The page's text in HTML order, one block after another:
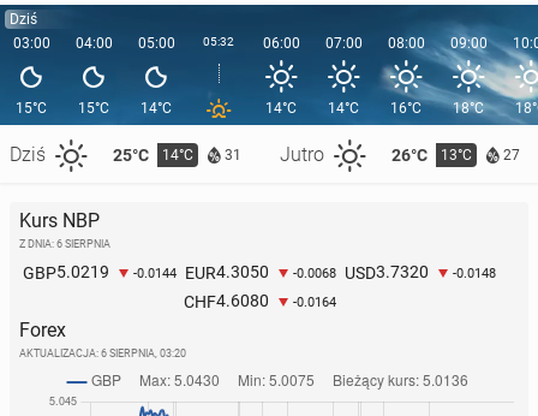
Dziś
03:00
15°C
Dziś 25°C 14°C 31 Jutro 26°C 13°C 27
04:00
15°C
05:00
14°C
05:32 06:00
14°C
07:00
14°C
08:00
16°C
09:00
18°C
Kurs NBP
Z DNIA: 6 SIERPNIA
GBP5.0219 -0.0144 EUR4.3050 -0.0068 USD3.7320 -0.0148
CHF4.6080 -0.0164
Forex
AKTUALIZACJA: 6 SIERPNIA, 03:20